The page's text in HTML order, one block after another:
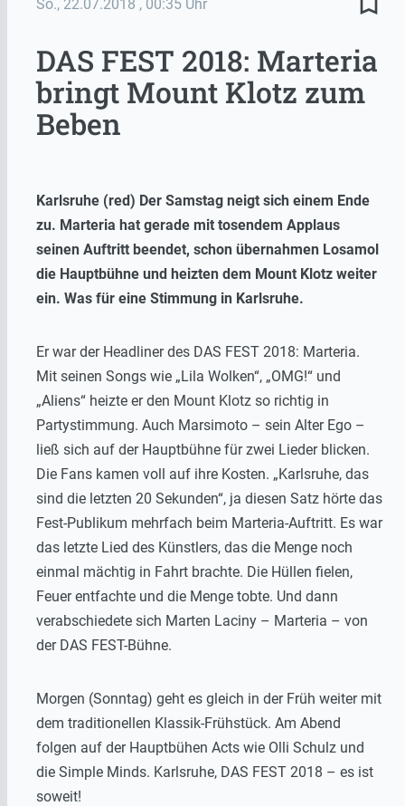
So., 22.07.2018 , 00:35 Uhr
DAS FEST 2018: Marteria
bringt Mount Klotz zum
Beben
Karlsruhe (red) Der Samstag neigt sich einem Ende
zu. Marteria hat gerade mit tosendem Applaus
seinen Auftritt beendet, schon übernahmen Losamol
die Hauptbühne und heizten dem Mount Klotz weiter
ein. Was für eine Stimmung in Karlsruhe.
Er war der Headliner des DAS FEST 2018: Marteria.
Mit seinen Songs wie „Lila Wolken“, „OMG!“ und
„Aliens“ heizte er den Mount Klotz so richtig in
Partystimmung. Auch Marsimoto – sein Alter Ego –
ließ sich auf der Hauptbühne für zwei Lieder blicken.
Die Fans kamen voll auf ihre Kosten. „Karlsruhe, das
sind die letzten 20 Sekunden“, ja diesen Satz hörte das
Fest-Publikum mehrfach beim Marteria-Auftritt. Es war
das letzte Lied des Künstlers, das die Menge noch
einmal mächtig in Fahrt brachte. Die Hüllen fielen,
Feuer entfachte und die Menge tobte. Und dann
verabschiedete sich Marten Laciny – Marteria – von
der DAS FEST-Bühne.
Morgen (Sonntag) geht es gleich in der Früh weiter mit
dem traditionellen Klassik-Frühstück. Am Abend
folgen auf der Hauptbühen Acts wie Olli Schulz und
die Simple Minds. Karlsruhe, DAS FEST 2018 – es ist
soweit!